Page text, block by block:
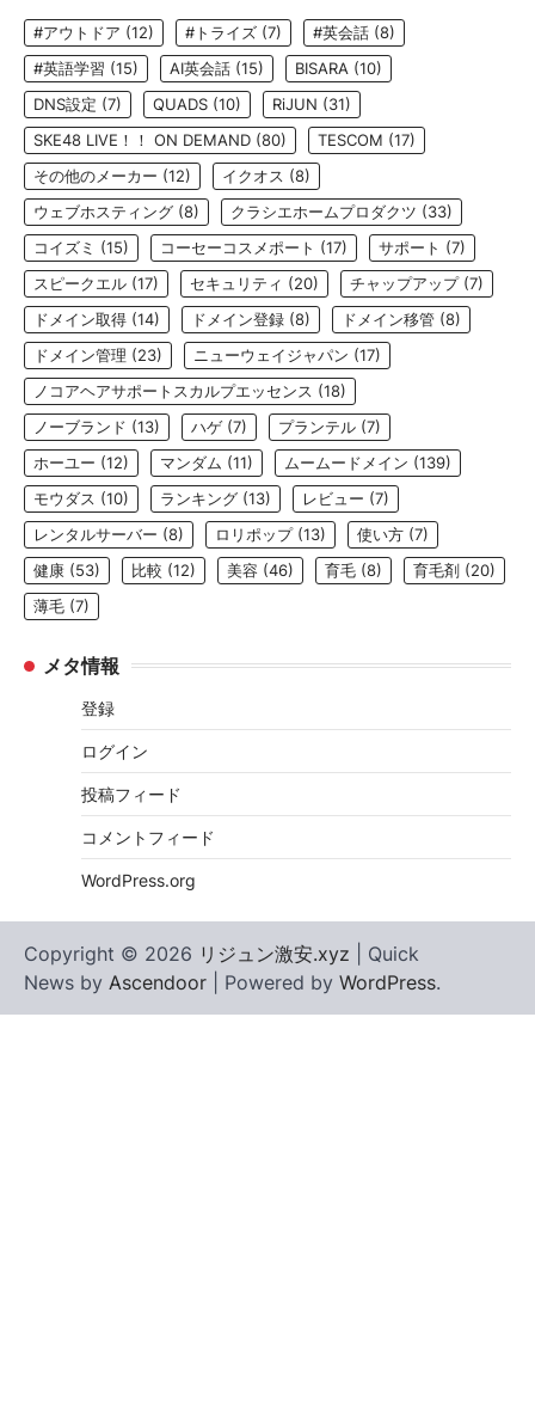
#アウトドア (12) #トライズ (7) #英会話 (8)
#英語学習 (15) AI英会話 (15) BISARA (10)
DNS設定 (7) QUADS (10) RiJUN (31)
SKE48 LIVE！！ ON DEMAND (80) TESCOM (17)
その他のメーカー (12) イクオス (8)
ウェブホスティング (8) クラシエホームプロダクツ (33)
コイズミ (15) コーセーコスメポート (17) サポート (7)
スピークエル (17) セキュリティ (20) チャップアップ(7)
ドメイン取得 (14) ドメイン登録 (8) ドメイン移管 (8)
ドメイン管理 (23) ニューウェイジャパン (17)
ノコアヘアサポートスカルプエッセンス (18)
ノーブランド (13) ハゲ (7) プランテル (7)
ホーユー (12) マンダム (11) ムームードメイン (139)
モウダス (10) ランキング (13) レビュー (7)
レンタルサーバー (8) ロリポップ(13) 使い方 (7)
健康 (53) 比較 (12) 美容 (46) 育毛 (8) 育毛剤 (20)
薄毛 (7)
メタ情報
登録
ログイン
投稿フィード
コメントフィード
WordPress.org
Copyright © 2026 リジュン激安.xyz | Quick
News by Ascendoor | Powered by WordPress.